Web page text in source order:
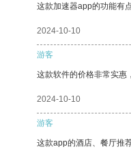
这款加速器app的功能有
2024-10-10
游客
这款软件的价格非常实惠
2024-10-10
游客
这款app的酒店、餐厅推